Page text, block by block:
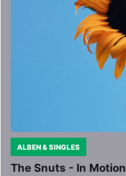
ALBEN & SINGLES
The Snuts - In Motion